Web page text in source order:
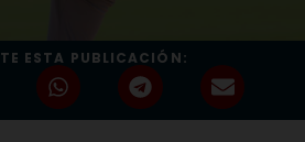
ESTA PUBLICACIÓN: